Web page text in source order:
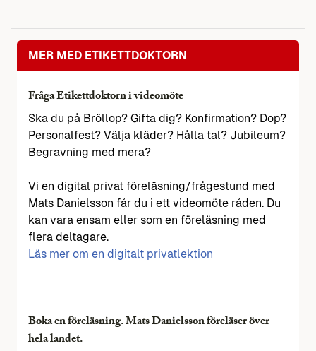
MER MED ETIKETTDOKTORN
Fråga Etikettdoktorn i videomöte
Ska du på Bröllop? Gifta dig? Konfirmation? Dop?
Personalfest? Välja kläder? Hålla tal? Jubileum?
Begravning med mera?
Vi en digital privat föreläsning/frågestund med
Mats Danielsson får du i ett videomöte råden. Du
kan vara ensam eller som en föreläsning med
flera deltagare.
Läs mer om en digitalt privatlektion
Boka en föreläsning. Mats Danielsson föreläser över
hela landet.